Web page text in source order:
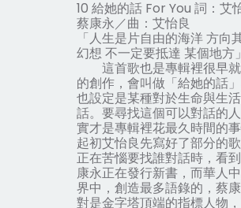
10 給她的話 For You 詞：艾
蔡康永／曲：艾怡良
「人生是片自由的海洋 方向
幻想 不一定要抵達 某個地方」
這首歌也是專輯裡很早
的創作，會叫做「給她的話
也設定是某種對於生命與生
話。要尋找這個可以對話的
實才是專輯裡花最久時間的事
起初艾怡良先寫好了部分的歌
正在苦惱要找誰對話時，看
康永正在發行新書，而華人
界中，創造最多語錄的，蔡
對是金字塔頂端的指標人物